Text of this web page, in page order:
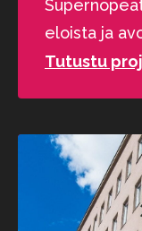
eloista ja
Tutustu